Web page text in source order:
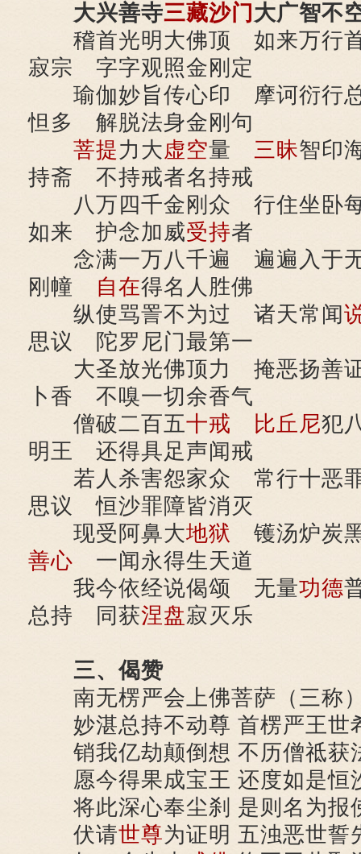
大兴善寺三藏沙门 大广智不
稽首光明大佛顶 如来万行
寂宗 字字观照金刚定
瑜伽妙旨传心印 摩诃衍行
怛多 解脱法身金刚句
菩提力大虚空量 三昧智印
持斋 不持戒者名持戒
八万四千金刚众 行住坐卧
如来 护念加威受持者
念满一万八千遍 遍遍入于
刚幢 自在得名人胜佛
纵使骂詈不为过 诸天常闻
思议 陀罗尼门最第一
大圣放光佛顶力 掩恶扬善
卜香 不嗅一切余香气
僧破二百五十戒 比丘尼犯
明王 还得具足声闻戒
若人杀害怨家众 常行十恶
思议 恒沙罪障皆消灭
现受阿鼻大地狱 镬汤炉炭
善心 一闻永得生天道
我今依经说偈颂 无量功德
总持 同获涅盘寂灭乐
三、偈赞
南无楞严会上佛菩萨（三称
妙湛总持不动尊 首楞严王世
销我亿劫颠倒想 不历僧祗获
愿今得果成宝王 还度如是恒
将此深心奉尘刹 是则名为报
伏请世尊为证明 五浊恶世誓